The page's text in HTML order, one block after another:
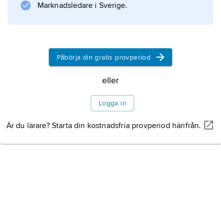
Marknadsledare i Sverige.
Påbörja din gratis provperiod
eller
Logga in
Är du lärare? Starta din kostnadsfria provperiod härifrån.